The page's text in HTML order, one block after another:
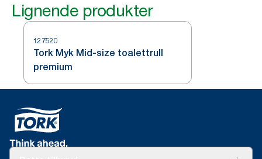
Lignende produkter
127520
Tork Myk Mid-size toalettrull
premium